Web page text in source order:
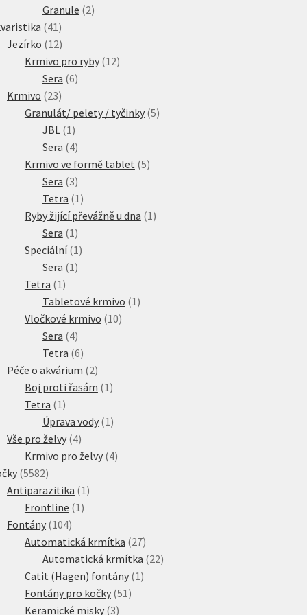
Granule 22
4141
produktů
Jezírko 1212
produktů
Krmivo pro ryby 1212
Sera 66
Krmivo 2323
produktů
Granulát/ pelety / tyčinky 55
JBL 11
produkt
Sera 44
produkty
Krmivo ve formě tablet 55
Sera 33
produkty
Tetra 11
produkt
Ryby žijící převážně u dna 11
Sera 11
produkt
Speciální 11
Sera 11
Tetra 11
produkt
Tabletové krmivo 11
Vločkové krmivo 1010
Sera 44
produkty
Tetra 66
produktů
Péče o akvárium 22
produkty
Boj proti řasám 11
Tetra 11
produkt
Úprava vody 11
Vše pro želvy 44
produkty
Krmivo pro želvy 44
55825582
produktů
Antiparazitika 11
Frontline 11
Fontány 104104
produktů
Automatická krmítka 2727
produktů
Automatická krmítka 2222
Catit (Hagen) fontány 11
Fontány pro kočky 5151
Keramické misky 33